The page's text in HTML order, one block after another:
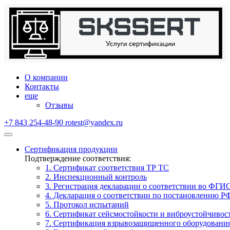
О компании
Контакты
еще
Отзывы
+7 843 254-48-90 rotest@yandex.ru
Сертификация продукции
Подтверждение соответствия:
1. Сертификат соответствия ТР ТС
2. Инспекционный контроль
3. Регистрация декларации о соответствии во
4. Декларация о соответствии по постановлению
5. Протокол испытаний
6. Сертификат сейсмостойкости и
7. Сертификация взрывозащищенного